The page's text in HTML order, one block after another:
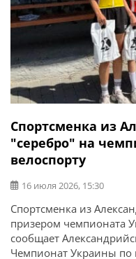
Спортсменка из
"серебро" на
велоспорту
16 июля 2026, 15:30
Спортсменка из
призером чемпионата
сообщает
Чемпионат Украины по